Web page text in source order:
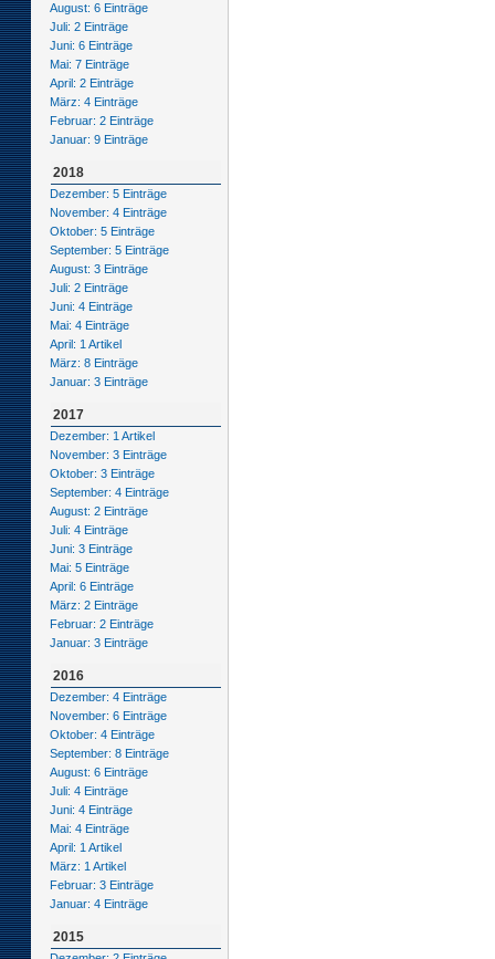
August: 6 Einträge
Juli: 2 Einträge
Juni: 6 Einträge
Mai: 7 Einträge
April: 2 Einträge
März: 4 Einträge
Februar: 2 Einträge
Januar: 9 Einträge
2018
Dezember: 5 Einträge
November: 4 Einträge
Oktober: 5 Einträge
September: 5 Einträge
August: 3 Einträge
Juli: 2 Einträge
Juni: 4 Einträge
Mai: 4 Einträge
April: 1 Artikel
März: 8 Einträge
Januar: 3 Einträge
2017
Dezember: 1 Artikel
November: 3 Einträge
Oktober: 3 Einträge
September: 4 Einträge
August: 2 Einträge
Juli: 4 Einträge
Juni: 3 Einträge
Mai: 5 Einträge
April: 6 Einträge
März: 2 Einträge
Februar: 2 Einträge
Januar: 3 Einträge
2016
Dezember: 4 Einträge
November: 6 Einträge
Oktober: 4 Einträge
September: 8 Einträge
August: 6 Einträge
Juli: 4 Einträge
Juni: 4 Einträge
Mai: 4 Einträge
April: 1 Artikel
März: 1 Artikel
Februar: 3 Einträge
Januar: 4 Einträge
2015